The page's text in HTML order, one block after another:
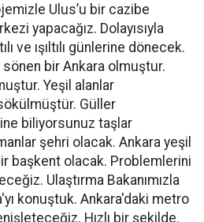
Ulus’u bir cazibe
yapacağız. Dolayısıyla
ve ışıltılı günlerine dönecek.
sönen bir Ankara olmuştur.
Yeşil alanlar
Güller
biliyorsunuz taşlar
şehri olacak. Ankara yeşil
başkent olacak. Problemlerini
Ulaştırma Bakanımızla
konuştuk. Ankara'daki metro
Hızlı bir şekilde.